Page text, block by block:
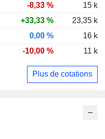
-8,33 %
15 k
+33,33 %
23,35 k
0,00 %
16 k
-10,00 % 11 k
Plus de cotations